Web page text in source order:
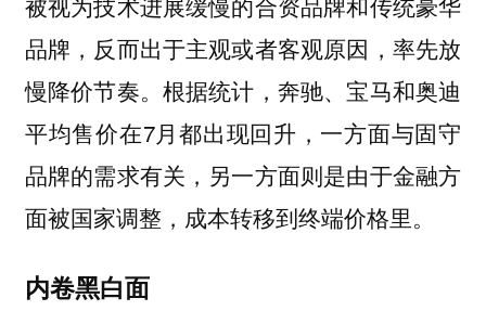
品牌，反而出于主观或者客观原因，率先放
慢降价节奏。根据统计，奔驰、宝马和奥迪
平均售价在7月都出现回升，一方面与固守
品牌的需求有关，另一方面则是由于金融方
面被国家调整，成本转移到终端价格里。
内卷黑白面